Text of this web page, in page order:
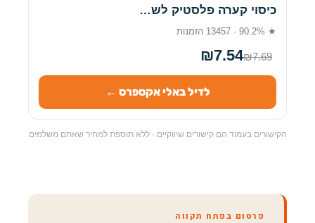
כיסוי קערה פלסטיק לש…
★ 90.2% · 13457 הזמנות
₪7.54₪7.69
לדיל באלי אקספרס ←
הקישורים בעמוד הם קישורים שיווקיים · ללא תוספת למחיר שאתם משלמים
פרסום בפתח תקווה